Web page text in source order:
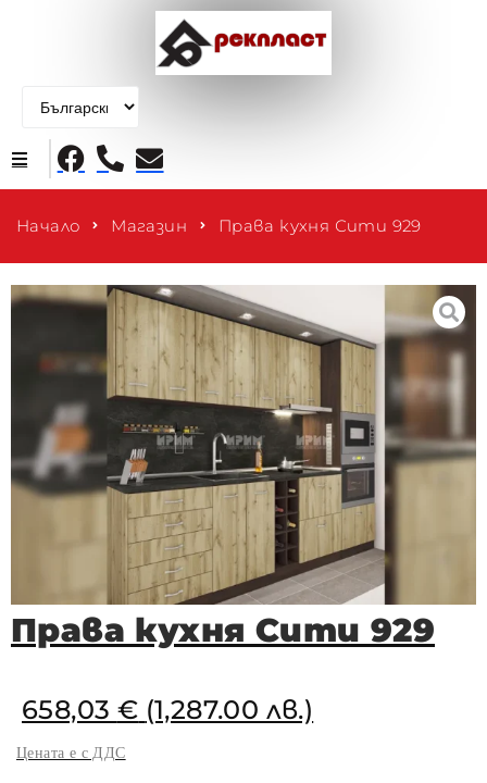
Продукти
Контакти
Начало Магазин Права кухня Сити 929
Права кухня Сити 929
658,03 € (1,287.00 лв.)
Цената е с ДДС